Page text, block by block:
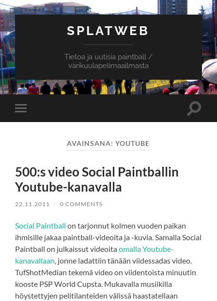
SPLATWEB
Tietoa ja uutisia paintball /
värikuulapelimaailmasta
Toggle
mobile
Toggle
AVAINSANA:YOUTUBE
500:s video Social Paintballin
Youtube-kanavalla
22.11.2011 / 0 COMMENTS
Social Paintball on tarjonnut kolmen vuoden paikan
ihmisille jakaa paintball-videoita ja -kuvia. Samalla Social
Paintball on julkaissut videoitaomalla Youtube-
kanavallaan, jonne ladattiin tänään viidessadas video.
TufShotMedian tekemä video on viidentoista minuutin
kooste PSP World Cupsta. Mukavalla musiikilla
höystettyjen pelitilanteiden välissä haastatellaan